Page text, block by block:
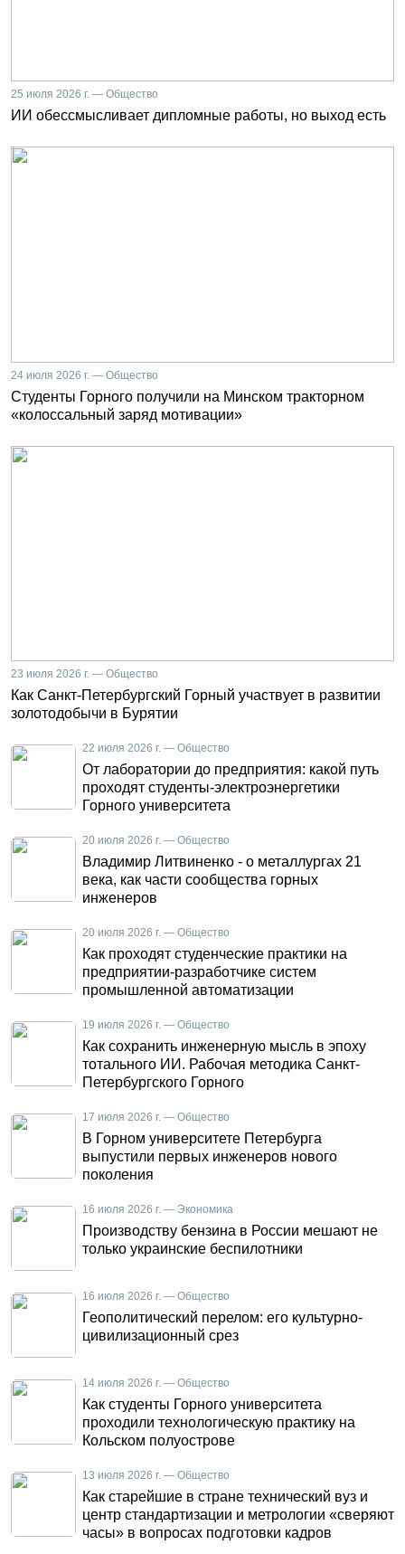
25 июля 2026 г. — Общество
ИИ обессмысливает дипломные работы, но выход есть
24 июля 2026 г. — Общество
Студенты Горного получили на Минском тракторном
«колоссальный заряд мотивации»
23 июля 2026 г. — Общество
Как Санкт-Петербургский Горный участвует в развитии
золотодобычи в Бурятии
22 июля 2026 г. — Общество
От лаборатории до предприятия: какой путь
проходят студенты-электроэнергетики
Горного университета
20 июля 2026 г. — Общество
Владимир Литвиненко - о металлургах 21
века, как части сообщества горных
инженеров
20 июля 2026 г. — Общество
Как проходят студенческие практики на
предприятии-разработчике систем
промышленной автоматизации
19 июля 2026 г. — Общество
Как сохранить инженерную мысль в эпоху
тотального ИИ. Рабочая методика Санкт-
Петербургского Горного
17 июля 2026 г. — Общество
В Горном университете Петербурга
выпустили первых инженеров нового
поколения
16 июля 2026 г. — Экономика
Производству бензина в России мешают не
только украинские беспилотники
16 июля 2026 г. — Общество
Геополитический перелом: его культурно-
цивилизационный срез
14 июля 2026 г. — Общество
Как студенты Горного университета
проходили технологическую практику на
Кольском полуострове
13 июля 2026 г. — Общество
Как старейшие в стране технический вуз и
центр стандартизации и метрологии «сверяют
часы» в вопросах подготовки кадров